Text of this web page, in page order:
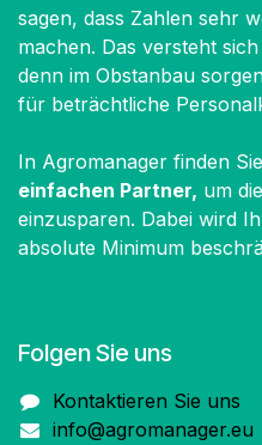
sagen, dass Zahlen sehr
machen. Das versteht
denn im Obstanbau
für beträchtliche
In Agromanager finden
einfachen Partner, um
einzusparen. Dabei wird
absolute Minimum
Folgen Sie uns
Kontaktieren Sie uns
info@agromanager.eu